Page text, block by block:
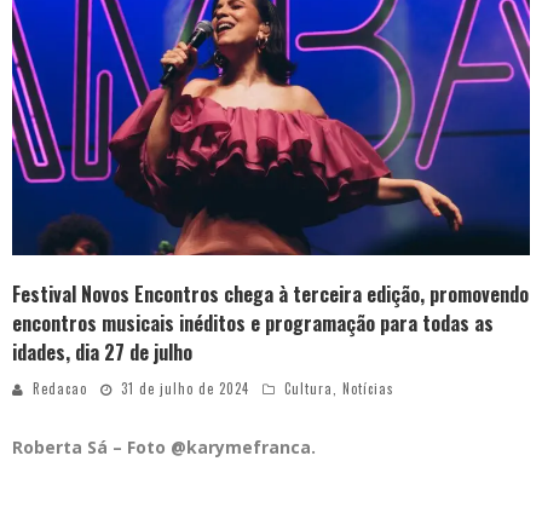
Festival Novos Encontros chega à terceira edição, promovendo
encontros musicais inéditos e programação para todas as
idades, dia 27 de julho
Redacao 31 de julho de 2024 Cultura, Notícias
Roberta Sá – Foto @karymefranca.